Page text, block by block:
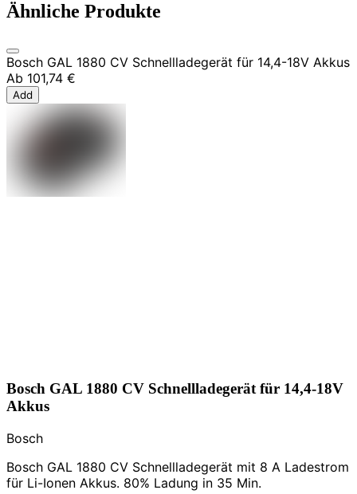
Ähnliche Produkte
Bosch GAL 1880 CV Schnellladegerät für 14,4-18V Akkus
Ab 101,74 €
Add
Bosch GAL 1880 CV Schnellladegerät für 14,4-18V
Akkus
Bosch
Bosch GAL 1880 CV Schnellladegerät mit 8 A Ladestrom
für Li-Ionen Akkus. 80% Ladung in 35 Min.